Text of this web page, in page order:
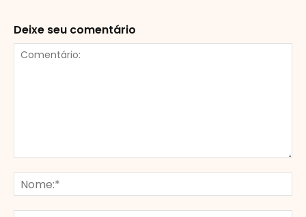
Deixe seu comentário